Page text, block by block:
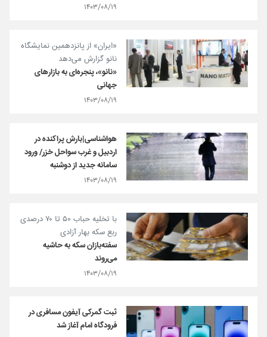
۱۴۰۳/۰۸/۱۹
«ایران» از پانزدهمین نمایشگاه
نانو گزارش می‌دهد
«نانو»، پنجره‌ای به بازارهای
جهانی
۱۴۰۳/۰۸/۱۹
هواشناسی|بارش پراکنده در
اردبیل و غرب سواحل خزر/ ورود
سامانه جدید از دوشنبه
۱۴۰۳/۰۸/۱۹
با تخلیه حباب ۵۰ تا ۷۰ درصدی
ربع سکه بهار آزادی
سفته‌بازان سکه به حاشیه
می‌روند
۱۴۰۳/۰۸/۱۹
ثبت گمرکی آیفون مسافری در
فرودگاه امام آغاز شد